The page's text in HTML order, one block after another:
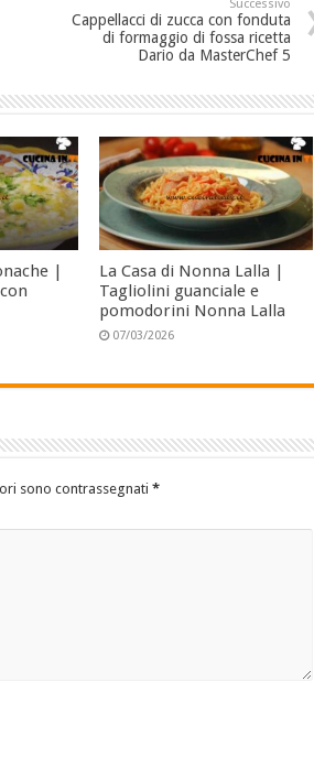
Successivo
Cappellacci di zucca con fonduta
di formaggio di fossa ricetta
Dario da MasterChef 5
|
La Casa di Nonna Lalla |
Tagliolini guanciale e
pomodorini Nonna Lalla
07/03/2026
sono contrassegnati *